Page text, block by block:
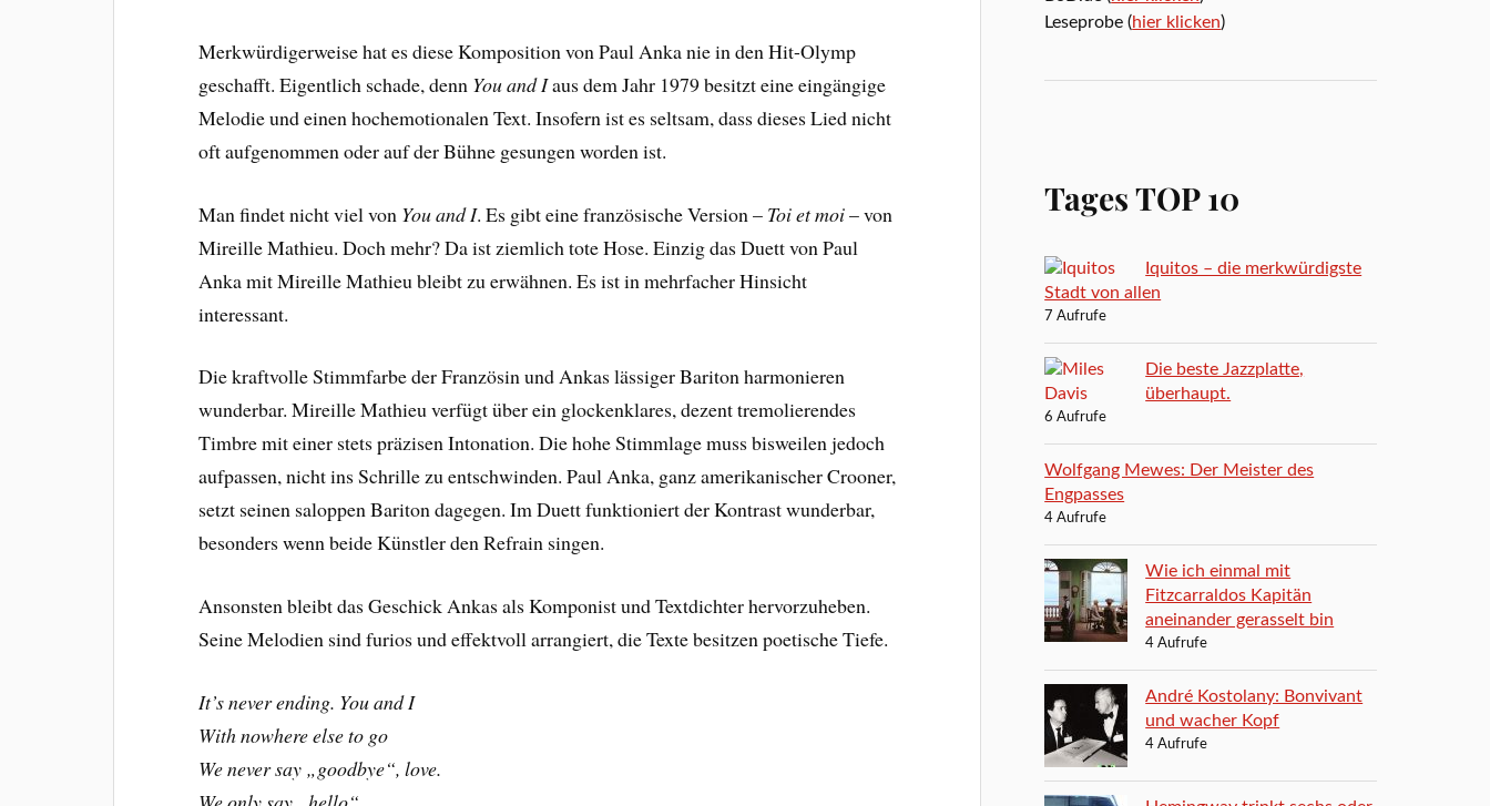
Merkwürdigerweise hat es diese Komposition von Paul Anka nie in den Hit-Olymp
geschafft. Eigentlich schade, denn You and Iaus dem Jahr 1979 besitzt eine eingängige
Melodie und einen hochemotionalen Text. Insofern ist es seltsam, dass dieses Lied nicht
oft aufgenommen oder auf der Bühne gesungen worden ist.
Man findet nicht viel von You and I. Es gibt eine französische Version – Toi et moi– von
Mireille Mathieu. Doch mehr? Da ist ziemlich tote Hose. Einzig das Duett von Paul
Anka mit Mireille Mathieu bleibt zu erwähnen. Es ist in mehrfacher Hinsicht
interessant.
Die kraftvolle Stimmfarbe der Französin und Ankas lässiger Bariton harmonieren
wunderbar. Mireille Mathieu verfügt über ein glockenklares, dezent tremolierendes
Timbre mit einer stets präzisen Intonation. Die hohe Stimmlage muss bisweilen jedoch
aufpassen, nicht ins Schrille zu entschwinden. Paul Anka, ganz amerikanischer Crooner,
setzt seinen saloppen Bariton dagegen. Im Duett funktioniert der Kontrast wunderbar,
besonders wenn beide Künstler den Refrain singen.
Ansonsten bleibt das Geschick Ankas als Komponist und Textdichter hervorzuheben.
Seine Melodien sind furios und effektvoll arrangiert, die Texte besitzen poetische Tiefe.
It’s never ending. You and I
With nowhere else to go
We never say „goodbye“, love.
Leseprobe (hier klicken)
Tages TOP 10
Iquitos – die merkwürdigste
Stadt von allen
7 Aufrufe
Die beste Jazzplatte,
überhaupt.
6 Aufrufe
Wolfgang Mewes: Der Meister des
Engpasses
4 Aufrufe
Wie ich einmal mit
Fitzcarraldos Kapitän
aneinander gerasselt bin
4 Aufrufe
André Kostolany: Bonvivant
und wacher Kopf
4 Aufrufe